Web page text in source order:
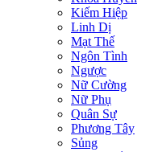
Kiếm Hiệp
Linh Dị
Mạt Thế
Ngôn Tình
Ngược
Nữ Cường
Nữ Phụ
Quân Sự
Phương Tây
Sủng